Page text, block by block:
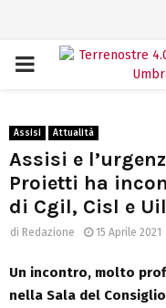
PRIMARY
Assisi Attualità
Assisi e
Proietti ha
di Cgil, Cisl e Uil
di Redazione 15 Aprile 2021
Un incontro, molto
nella Sala del